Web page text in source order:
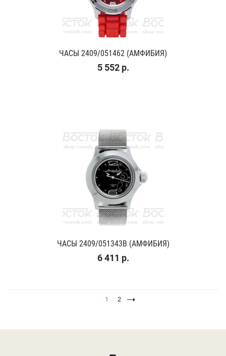
ЧАСЫ 2409/051462 (АМФИБИЯ)
5 552 р.
ЧАСЫ 2409/051343B (АМФИБИЯ)
6 411 р.
1 2